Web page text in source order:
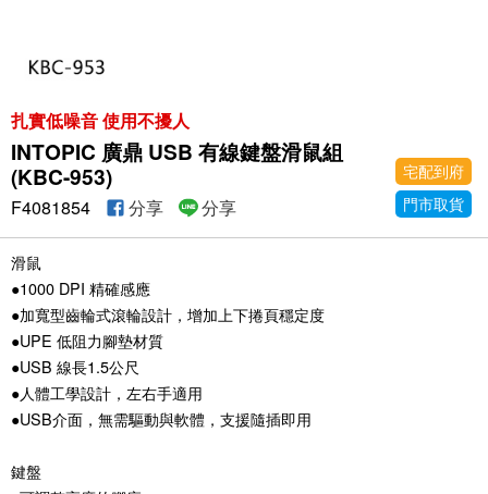
扎實低噪音 使用不擾人
INTOPIC 廣鼎 USB 有線鍵盤滑鼠組
(KBC-953)
宅配到府
門市取貨
F4081854 分享 分享
滑鼠
●1000 DPI 精確感應
●加寬型齒輪式滾輪設計，增加上下捲頁穩定度
●UPE 低阻力腳墊材質
●USB 線長1.5公尺
●人體工學設計，左右手適用
●USB介面，無需驅動與軟體，支援隨插即用
鍵盤